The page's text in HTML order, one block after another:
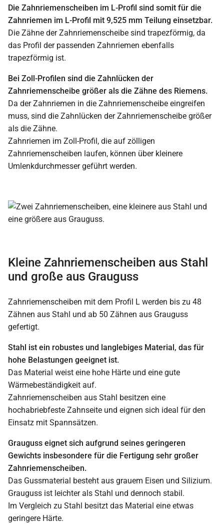
Die Zahnriemenscheiben im L-Profil sind somit für die
Zahnriemen im L-Profil mit 9,525 mm Teilung einsetzbar.
Die Zähne der Zahnriemenscheibe sind trapezförmig, da
das Profil der passenden Zahnriemen ebenfalls
trapezförmig ist.
Bei Zoll-Profilen sind die Zahnlücken der
Zahnriemenscheibe größer als die Zähne des Riemens.
Da der Zahnriemen in die Zahnriemenscheibe eingreifen
muss, sind die Zahnlücken der Zahnriemenscheibe größer
als die Zähne.
Zahnriemen im Zoll-Profil, die auf zölligen
Zahnriemenscheiben laufen, können über kleinere
Umlenkdurchmesser geführt werden.
Kleine Zahnriemenscheiben aus Stahl
und große aus Grauguss
Zahnriemenscheiben mit dem Profil L werden bis zu 48
Zähnen aus Stahl und ab 50 Zähnen aus Grauguss
gefertigt.
Stahl ist ein robustes und langlebiges Material, das für
hohe Belastungen geeignet ist.
Das Material weist eine hohe Härte und eine gute
Wärmebeständigkeit auf.
Zahnriemenscheiben aus Stahl besitzen eine
hochabriebfeste Zahnseite und eignen sich ideal für den
Einsatz mit Spannsätzen.
Grauguss eignet sich aufgrund seines geringeren
Gewichts insbesondere für die Fertigung sehr großer
Zahnriemenscheiben.
Das Gussmaterial besteht aus grauem Eisen und Silizium.
Grauguss ist leichter als Stahl und dennoch stabil.
Im Vergleich zu Stahl besitzt das Material eine etwas
geringere Härte.